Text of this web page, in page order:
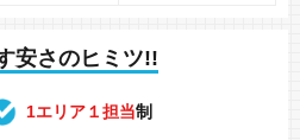
安さのヒミツ!!
1エリア１担当制